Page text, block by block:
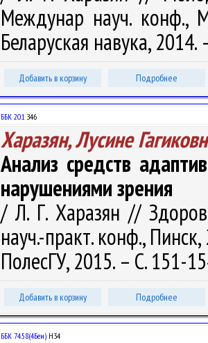
Междунар науч. конф.,
Беларуская навука, 2014.
Добавить в корзину Подробнее
ББК 20.1 З46
Харазян, Лусине
Анализ средств
нарушениями зрения
/ Л. Г. Харазян //
науч.-практ. конф.,
ПолесГУ, 2015. – С. 151-
Добавить в корзину Подробнее
ББК 74.58(4Беи) Н34